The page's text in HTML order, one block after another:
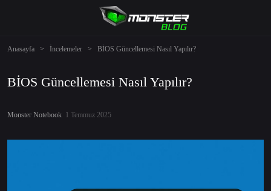
Anasayfa > İncelemeler > BİOS Güncellemesi Nasıl Yapılır?
BİOS Güncellemesi Nasıl Yapılır?
Monster Notebook 1 Temmuz 2025